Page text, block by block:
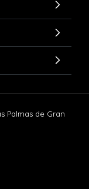
Palmas de Gran